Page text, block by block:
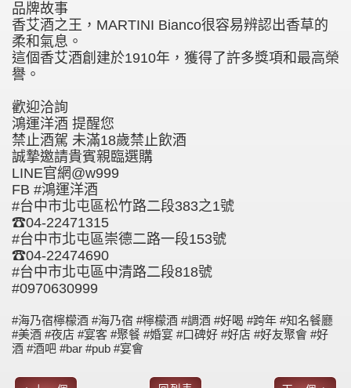
品牌故事
香艾酒之王，MARTINI Bianco很容易辨認出香草的
柔和氣息。
這個香艾酒創建於1910年，獲得了許多獎項和最高榮
譽。
歡迎洽詢
鴻運洋酒 提醒您
禁止酒駕 未滿18歲禁止飲酒
誠摯邀請貴賓親臨選購
LINE官網@w999
FB #鴻運洋酒
#台中市北屯區松竹路二段383之1號
☎04-22471315
#台中市北屯區崇德二路一段153號
☎04-22474690
#台中市北屯區中清路二段818號
#0970630999
#海乃宿檸檬酒 #海乃宿 #檸檬酒 #調酒 #好喝 #跨年 #知名餐廳
#美酒 #夜店 #宴客 #聚餐 #婚宴 #口碑好 #好店 #好友聚會 #好
酒 #酒吧 #bar #pub #宴會